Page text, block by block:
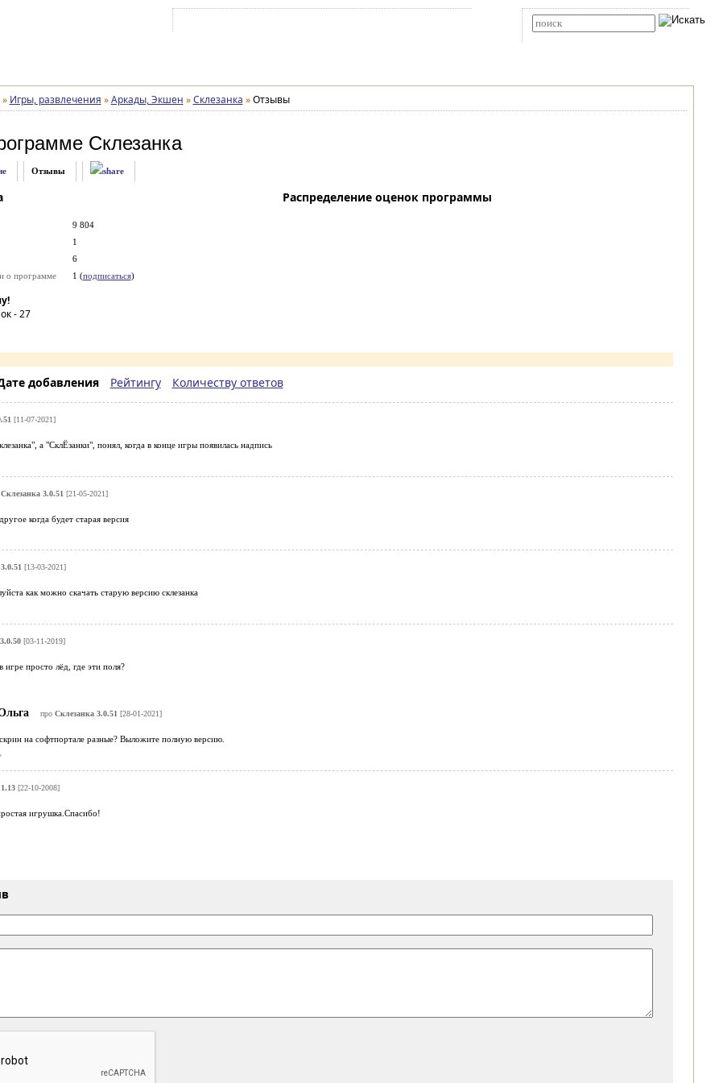
» Игры, развлечения » Аркады, Экшен » Склезанка » Отзывы
Склезанка
Отзывы
9 804
1
6
о программе
1 (подписаться)
-27
Распределение оценок программы
добавления Рейтингу Количеству ответов
[11-07-2021]
а "СклЁзанки", понял, когда в конце игры появилась надпись
Склезанка 3.0.51 [21-05-2021]
когда будет старая версия
[13-03-2021]
как можно скачать старую версию склезанка
[03-11-2019]
просто лёд, где эти поля?
про Склезанка 3.0.51 [28-01-2021]
на софтпортале разные? Выложите полную версию.
[22-10-2008]
игрушка.Спасибо!